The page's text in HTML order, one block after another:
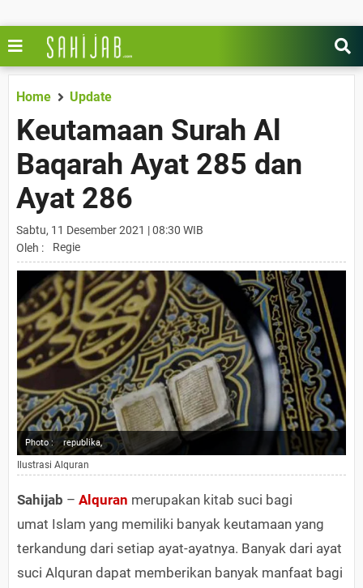
Home Update
Keutamaan Surah Al
Baqarah Ayat 285 dan
Ayat 286
Sabtu, 11 Desember 2021 | 08:30 WIB
Oleh :
Regie
Photo : republika,
Ilustrasi Alquran
Sahijab – Alquran merupakan kitab suci bagi
umat Islam yang memiliki banyak keutamaan yang
terkandung dari setiap ayat-ayatnya. Banyak dari ayat
suci Alquran dapat memberikan banyak manfaat bagi